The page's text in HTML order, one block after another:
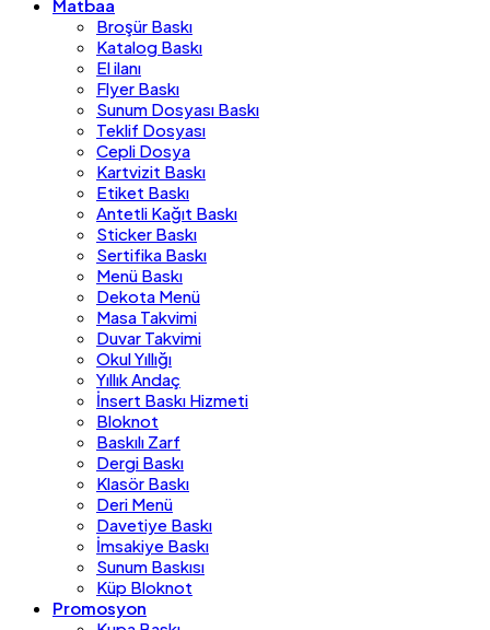
Matbaa
Broşür Baskı
Katalog Baskı
El ilanı
Flyer Baskı
Sunum Dosyası Baskı
Teklif Dosyası
Cepli Dosya
Kartvizit Baskı
Etiket Baskı
Antetli Kağıt Baskı
Sticker Baskı
Sertifika Baskı
Menü Baskı
Dekota Menü
Masa Takvimi
Duvar Takvimi
Okul Yıllığı
Yıllık Andaç
İnsert Baskı Hizmeti
Bloknot
Baskılı Zarf
Dergi Baskı
Klasör Baskı
Deri Menü
Davetiye Baskı
İmsakiye Baskı
Sunum Baskısı
Küp Bloknot
Promosyon